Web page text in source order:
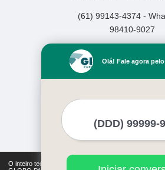
(61) 99143-4374 -
98410-9027
Empresa
Missão
Mapa do site
O inteiro teor deste site está sujeito à proteção de
Olá! Fale agora